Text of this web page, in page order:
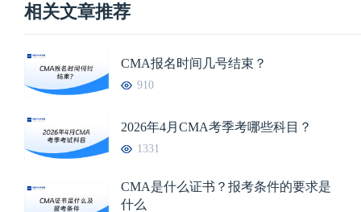
相关文章推荐
CMA报名时间几号结束？
910
2026年4月CMA考季考哪些科目？
1331
CMA是什么证书？报考条件的要求是
什么